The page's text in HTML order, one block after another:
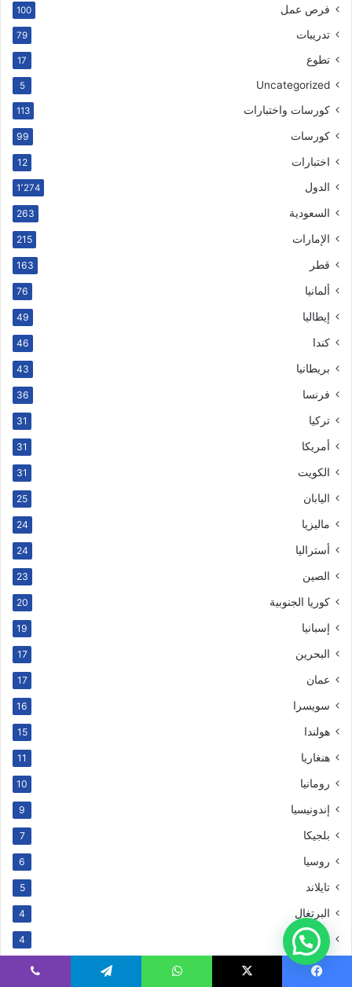
فرص عمل 100
تدريبات 79
تطوع 17
Uncategorized
5
كورسات واختبارات 113
كورسات 99
اختبارات 12
الدول 1٬274
السعودية 263
الإمارات 215
قطر 163
ألمانيا 76
إيطاليا 49
كندا 46
بريطانيا 43
فرنسا 36
تركيا 31
أمريكا 31
الكويت 31
اليابان 25
ماليزيا 24
أستراليا 24
الصين 23
كوريا الجنوبية 20
إسبانيا 19
البحرين 17
عمان 17
سويسرا 16
هولندا 15
هنغاريا 11
رومانيا 10
إندونيسيا 9
بلجيكا 7
روسيا 6
تايلاند 5
البرتغال 4
سنغافورة 4
النمسا